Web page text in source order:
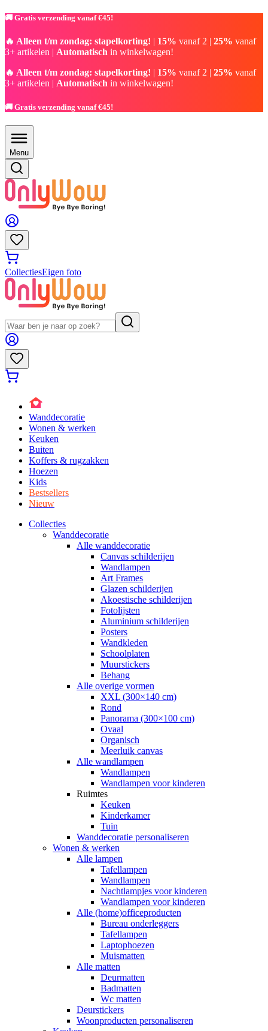
🚚 Gratis verzending vanaf €45!
🔥 Alleen t/m zondag: stapelkorting! | 15% vanaf 2 | 25% vanaf
3+ artikelen | Automatisch in winkelwagen!
🔥 Alleen t/m zondag: stapelkorting! | 15% vanaf 2 | 25% vanaf
3+ artikelen | Automatisch in winkelwagen!
🚚 Gratis verzending vanaf €45!
Menu
CollectiesEigen foto
Wanddecoratie
Wonen & werken
Keuken
Buiten
Koffers & rugzakken
Hoezen
Kids
Bestsellers
Nieuw
Collecties
Wanddecoratie
Alle wanddecoratie
Canvas schilderijen
Wandlampen
Art Frames
Glazen schilderijen
Akoestische schilderijen
Fotolijsten
Aluminium schilderijen
Posters
Wandkleden
Schoolplaten
Muurstickers
Behang
Alle overige vormen
XXL (300×140 cm)
Rond
Panorama (300×100 cm)
Ovaal
Organisch
Meerluik canvas
Alle wandlampen
Wandlampen
Wandlampen voor kinderen
Ruimtes
Keuken
Kinderkamer
Tuin
Wanddecoratie personaliseren
Wonen & werken
Alle lampen
Tafellampen
Wandlampen
Nachtlampjes voor kinderen
Wandlampen voor kinderen
Alle (home)officeproducten
Bureau onderleggers
Tafellampen
Laptophoezen
Muismatten
Alle matten
Deurmatten
Badmatten
Wc matten
Deurstickers
Woonproducten personaliseren